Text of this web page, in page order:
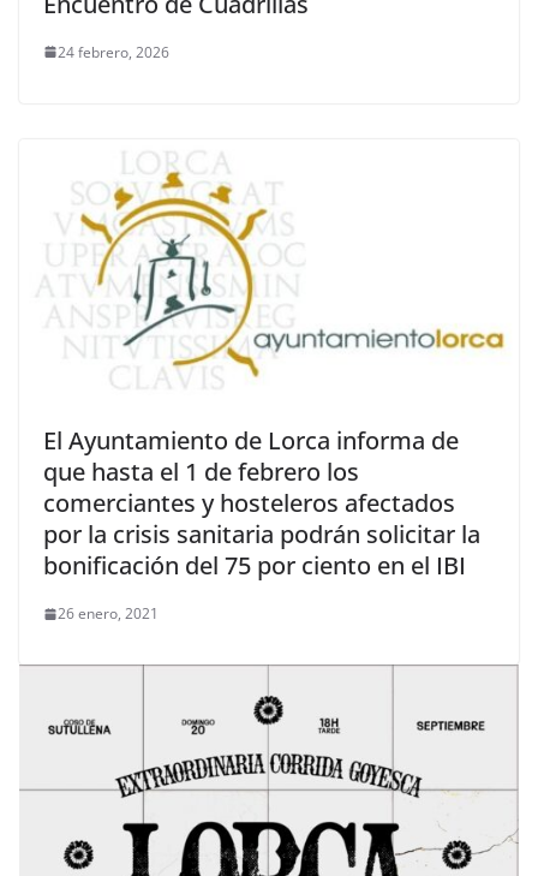
24 febrero, 2026
El Ayuntamiento de Lorca informa de
que hasta el 1 de febrero los
comerciantes y hosteleros afectados
por la crisis sanitaria podrán solicitar la
bonificación del 75 por ciento en el IBI
26 enero, 2021